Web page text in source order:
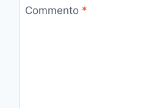
Commento *